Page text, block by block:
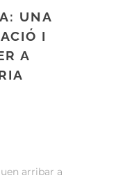
UNA
I
A
arribar a